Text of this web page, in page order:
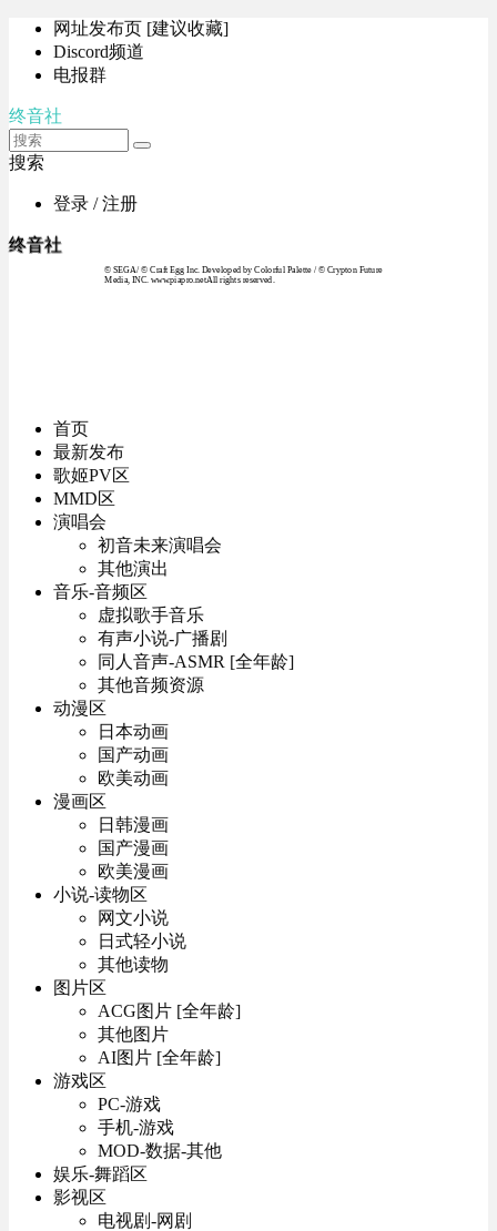
网址发布页 [建议收藏]
Discord频道
电报群
终音社
搜索
登录 / 注册
终音社
© SEGA / © Craft Egg Inc. Developed by Colorful Palette / © Crypton Future
Media, INC. www.piapro.netAll rights reserved.
首页
最新发布
歌姬PV区
MMD区
演唱会
初音未来演唱会
其他演出
音乐-音频区
虚拟歌手音乐
有声小说-广播剧
同人音声-ASMR [全年龄]
其他音频资源
动漫区
日本动画
国产动画
欧美动画
漫画区
日韩漫画
国产漫画
欧美漫画
小说-读物区
网文小说
日式轻小说
其他读物
图片区
ACG图片 [全年龄]
其他图片
AI图片 [全年龄]
游戏区
PC-游戏
手机-游戏
MOD-数据-其他
娱乐-舞蹈区
影视区
电视剧-网剧